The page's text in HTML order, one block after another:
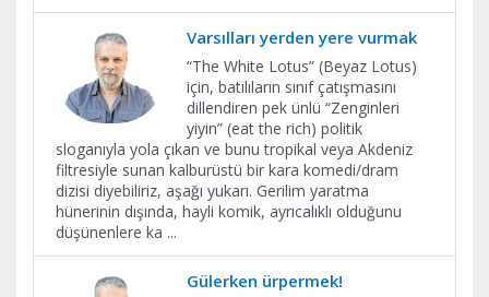
Varsılları yerden yere vurmak
“The White Lotus” (Beyaz Lotus)
için, batılıların sınıf çatışmasını
dillendiren pek ünlü “Zenginleri
yiyin” (eat the rich) politik
sloganıyla yola çıkan ve bunu tropikal veya Akdeniz
filtresiyle sunan kalburüstü bir kara komedi/dram
dizisi diyebiliriz, aşağı yukarı. Gerilim yaratma
hünerinin dışında, hayli komik, ayrıcalıklı olduğunu
düşünenlere ka ...
Gülerken ürpermek!